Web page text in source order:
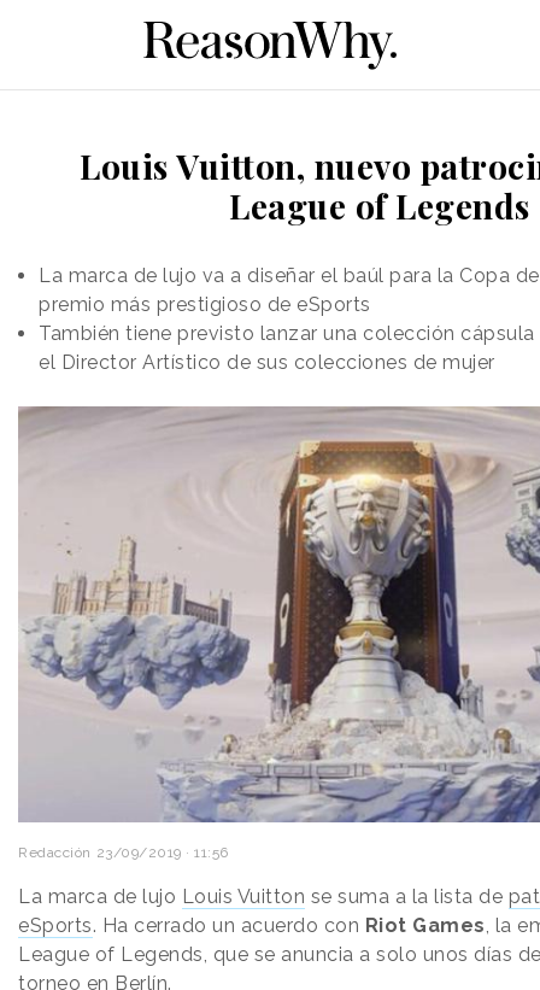
Louis Vuitton, nuevo
League of Legends
La marca de lujo va a diseñar el baúl para la Copa
premio más prestigioso de eSports
También tiene previsto lanzar una colección
el Director Artístico de sus colecciones de mujer
Redacción 23/09/2019 · 11:56
La marca de lujo Louis Vuitton se suma a la lista de
eSports. Ha cerrado un acuerdo con Riot Games, la
League of Legends, que se anuncia a solo unos días
torneo en Berlín.